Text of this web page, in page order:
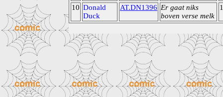
10 Donald
Duck
AT.DN1396 Er gaat niks
boven verse melk
1